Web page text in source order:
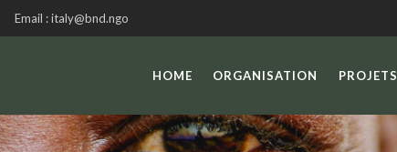
Email :italy@bnd.ngo
HOME ORGANISATION PROJETS